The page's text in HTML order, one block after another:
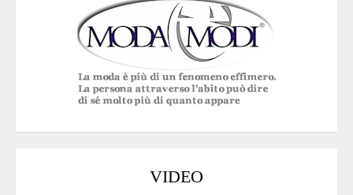
VIDEO